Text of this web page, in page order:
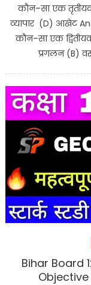
कौन–सा एक
व्यापार (D) आखेट
कौन–सा एक
प्रगलन (B)
Bihar Board